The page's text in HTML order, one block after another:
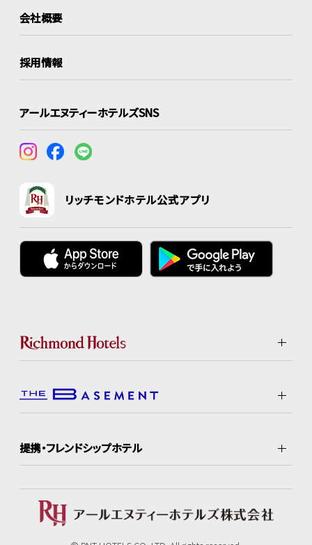
会社概要
採用情報
アールエヌティーホテルズSNS
リッチモンドホテル公式アプリ
提携・フレンドシップホテル